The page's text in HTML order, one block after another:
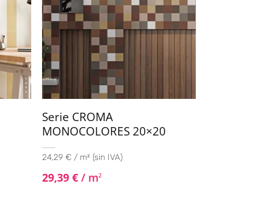
Serie CROMA
MONOCOLORES 20×20
24,29 € / m² (sin IVA)
29,39 €/ m2